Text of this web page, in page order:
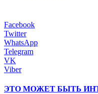
Facebook
Twitter
WhatsApp
Telegram
VK
Viber
ЭТО МОЖЕТ БЫТЬ